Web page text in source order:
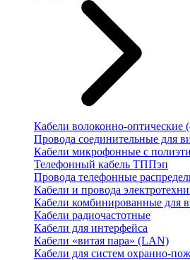
Кабели волоконно-оптические
Провода соединительные для
Кабели микрофонные с
Телефонный кабель ТППэп
Провода телефонные
Кабели и провода
Кабели комбинированные для
Кабели радиочастотные
Кабели для интерфейса
Кабели «витая пара» (LAN)
Кабели для систем охранно-